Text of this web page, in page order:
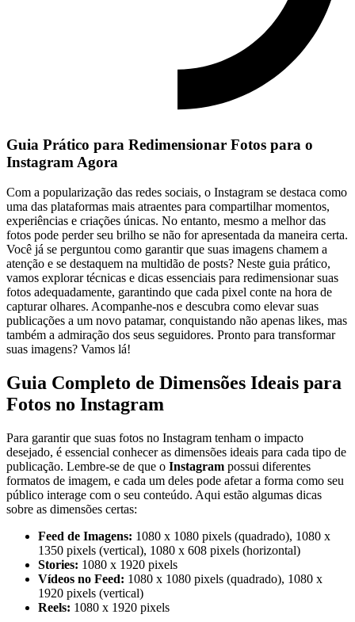
Guia Prático‍ para Redimensionar Fotos para ⁤o
Instagram Agora
Com⁢ a ⁣popularização das redes sociais, o Instagram se destaca como
uma‍ das plataformas mais ‍atraentes ⁢para compartilhar ⁢momentos,
experiências e criações únicas. No entanto, mesmo a⁢ melhor das
⁣fotos ⁢pode⁣ perder ⁣seu ​brilho se⁣ não⁤ for⁢ apresentada da maneira certa.
Você já ‍se perguntou como ⁤garantir⁢ que ​suas ‍imagens chamem a
atenção‌ e se destaquem na ‍multidão ‌de ⁤posts? ⁣Neste ​guia prático,​
vamos⁣ explorar técnicas​ e dicas essenciais para redimensionar suas
fotos adequadamente, garantindo que ​cada pixel conte na hora de
capturar olhares. Acompanhe-nos e descubra como elevar suas
publicações a⁣ um‌ novo patamar, ⁤conquistando não apenas likes, mas
⁣também a admiração ‌dos ‍seus seguidores. Pronto para⁤ transformar
suas imagens?⁢ Vamos ​lá!
Guia Completo⁤ de Dimensões‌ Ideais para‍
Fotos no Instagram
Para garantir que suas‍ fotos​ no Instagram tenham ⁤o ⁢impacto
‌desejado, é essencial conhecer as dimensões ideais⁣ para cada tipo de
‍publicação. Lembre-se de que o Instagram possui diferentes
formatos‍ de imagem, e cada um deles pode afetar a forma​ como⁤ seu
‌público interage com o​ seu conteúdo. Aqui ⁢estão algumas dicas
sobre as⁣ dimensões certas:
Feed de Imagens: 1080 x 1080 pixels (quadrado), 1080 ⁤x
1350 pixels (vertical), ​1080 x⁢ 608 pixels (horizontal)
Stories: 1080‌ x ⁢1920 pixels
Vídeos ‌no ‌Feed: 1080 x 1080 pixels (quadrado), 1080 x
1920 pixels (vertical)
Reels: 1080 x 1920 pixels